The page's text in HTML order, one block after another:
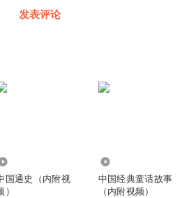
发表评论
国通史（内附视
）
中国经典童话故事
（内附视频）